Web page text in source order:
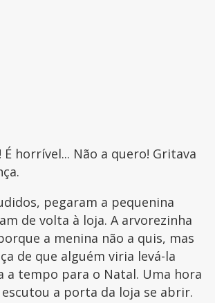
É horrível... Não a quero! Gritava
pegaram a pequenina
de volta à loja. A arvorezinha
a menina não a quis, mas
de que alguém viria levá-la
a tempo para o Natal. Uma hora
a porta da loja se abrir.